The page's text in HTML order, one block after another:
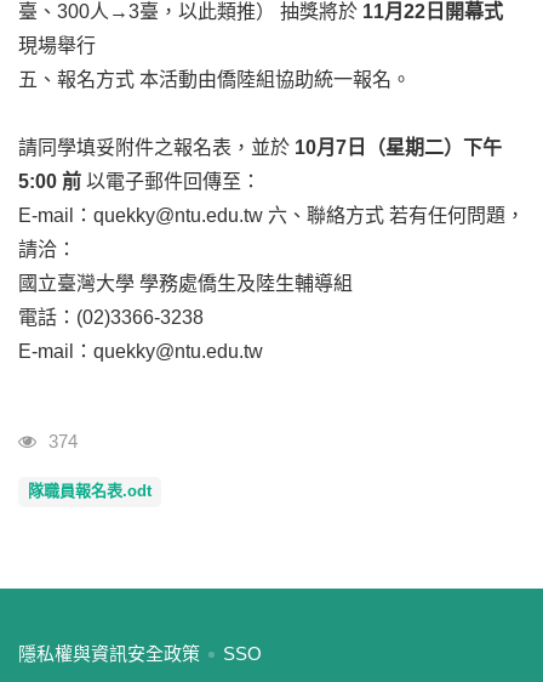
臺、300人→3臺，以此類推） 抽獎將於 11月22日開幕式
現場舉行
五、報名方式 本活動由僑陸組協助統一報名。
請同學填妥附件之報名表，並於 10月7日（星期二）下午
5:00 前 以電子郵件回傳至：
E-mail： quekky@ntu.edu.tw 六、聯絡方式 若有任何問題，
請洽：
國立臺灣大學 學務處僑生及陸生輔導組
電話：(02)3366-3238
E-mail： quekky@ntu.edu.tw
瀏覽人次
374
隊職員報名表.odt
:::
隱私權與資訊安全政策 SSO